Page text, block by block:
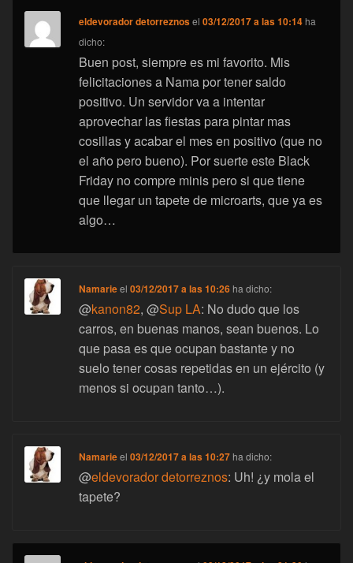
eldevorador detorreznosel03/12/2017 a las 10:14 ha
dicho:
Buen post, siempre es mi favorito. Mis
felicitaciones a Nama por tener saldo
positivo. Un servidor va a intentar
aprovechar las fiestas para pintar mas
cosillas y acabar el mes en positivo (que no
el año pero bueno). Por suerte este Black
Friday no compre minis pero si que tiene
que llegar un tapete de microarts, que ya es
algo…
Namarieel03/12/2017 a las 10:26 ha dicho:
@kanon82, @Sup LA: No dudo que los
carros, en buenas manos, sean buenos. Lo
que pasa es que ocupan bastante y no
suelo tener cosas repetidas en un ejército (y
menos si ocupan tanto…).
Namarieel03/12/2017 a las 10:27 ha dicho:
@eldevorador detorreznos: Uh! ¿y mola el
tapete?